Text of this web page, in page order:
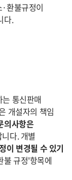
환불규정이
다.
통신판매
개설자의 책임
의사항은
다. 개별
이 변경될 수 있기
불 규정'항목에